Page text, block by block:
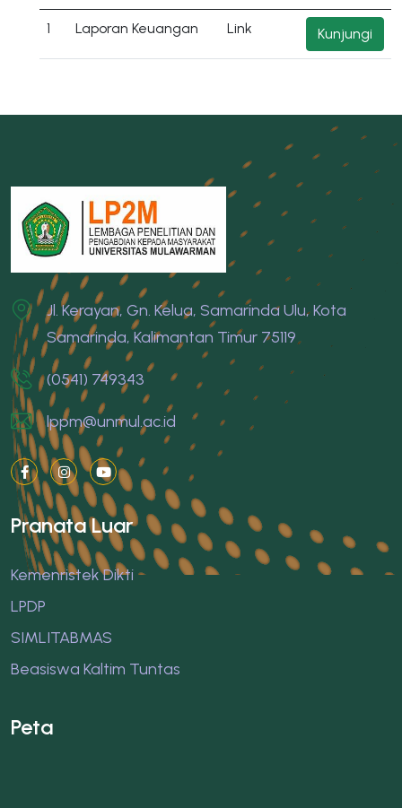
1 Laporan Keuangan Link Kunjungi
Jl. Kerayan, Gn. Kelua, Samarinda Ulu, Kota
Samarinda, Kalimantan Timur 75119
(0541) 749343
lppm@unmul.ac.id
Pranata Luar
Kemenristek Dikti
LPDP
SIMLITABMAS
Beasiswa Kaltim Tuntas
Peta